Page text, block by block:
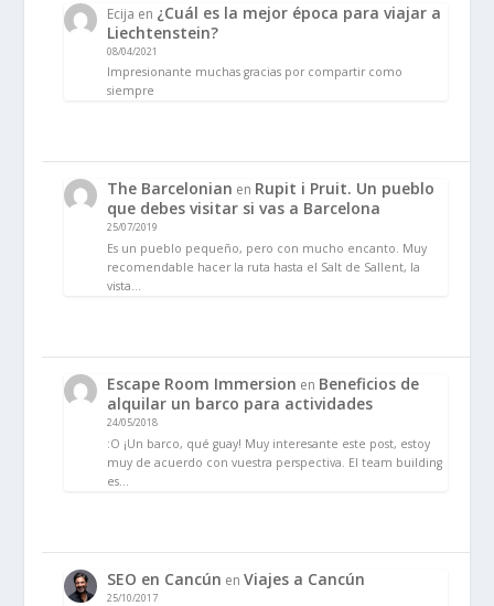
Ecija en ¿Cuál es la mejor época para viajar a
Liechtenstein?
08/04/2021
Impresionante muchas gracias por compartir como
siempre
The Barcelonian en Rupit i Pruit. Un pueblo
que debes visitar si vas a Barcelona
25/07/2019
Es un pueblo pequeño, pero con mucho encanto. Muy
recomendable hacer la ruta hasta el Salt de Sallent, la
vista…
Escape Room Immersion en Beneficios de
alquilar un barco para actividades
24/05/2018
:O ¡Un barco, qué guay! Muy interesante este post, estoy
muy de acuerdo con vuestra perspectiva. El team building
es…
SEO en Cancún enViajes a Cancún
25/10/2017